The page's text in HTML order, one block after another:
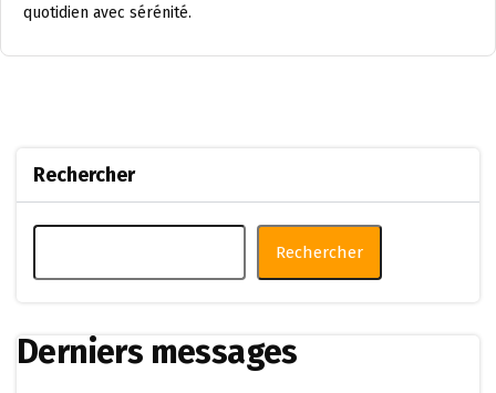
quotidien avec sérénité.
Rechercher
Rechercher
Derniers messages